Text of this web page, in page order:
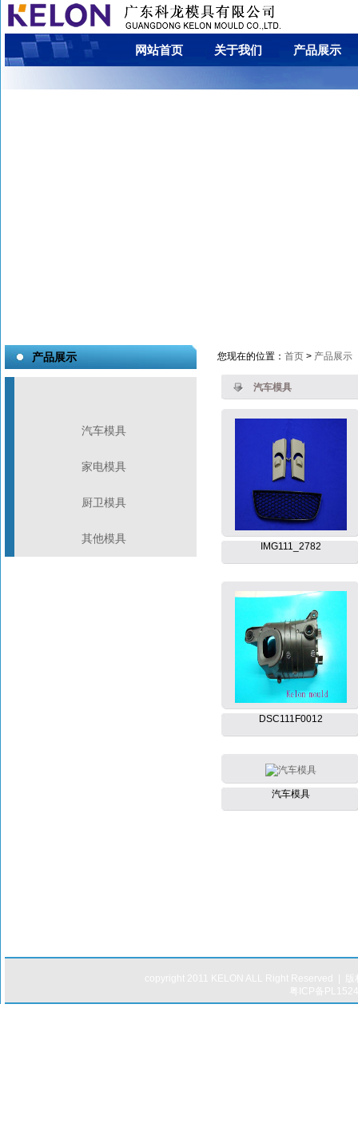
网站首页 关于我们 产品展示
产品展示
汽车模具
家电模具
厨卫模具
其他模具
您现在的位置： 首页 > 产品展示
汽车模具
IMG111_2782
DSC111F0012
汽车模具
copyright 2011 KELON ALL Right Reserved |
粤ICP备